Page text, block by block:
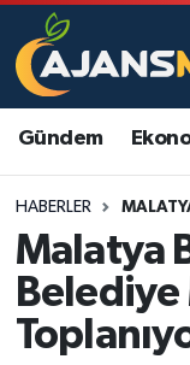
Gündem
HABERLER
Malatya
Belediye
Asayiş
Eğitim
Ekonomi
Gündem
Malatya
Malatya
Malatya
TFF 3.Lig